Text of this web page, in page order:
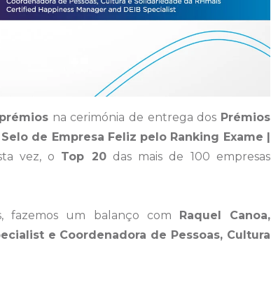
na cerimónia de entrega dos Prémios
Selo de Empresa Feliz pelo Ranking Exame |
vez, o Top 20das mais de 100 empresas
fazemos um balanço com
Raquel Canoa,
e Coordenadora de Pessoas, Cultura